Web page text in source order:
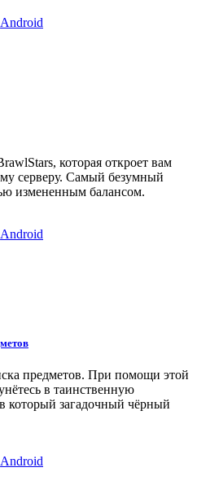
Android
которая откроет вам
серверу. Самый безумный
измененным балансом.
Android
предметов. При помощи этой
в таинственную
который загадочный чёрный
Android